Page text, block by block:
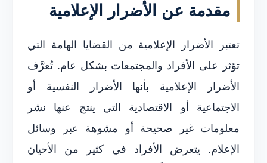
مقدمة عن الأضرار الإعلامية
تعتبر الأضرار الإعلامية من القضايا الهامة التي
تؤثر على الأفراد والمجتمعات بشكل عام. تُعرَّف
الأضرار الإعلامية بأنها الأضرار النفسية أو
الاجتماعية أو الاقتصادية التي ينتج عنها نشر
معلومات غير صحيحة أو مشوهة عبر وسائل
الإعلام. يتعرض الأفراد في كثير من الأحيان